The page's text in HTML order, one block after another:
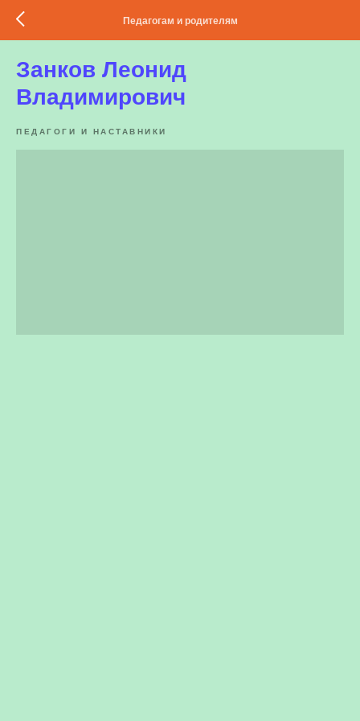
Педагогам и родителям
Занков Леонид
Владимирович
ПЕДАГОГИ И НАСТАВНИКИ